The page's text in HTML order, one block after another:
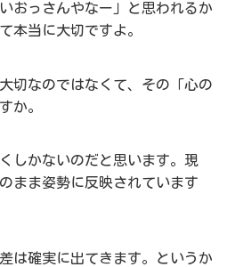
おっさんやなー」と思われるか
本当に大切ですよ。
切なのではなくて、その「心の
か。
しかないのだと思います。現
まま姿勢に反映されています
は確実に出てきます。というか